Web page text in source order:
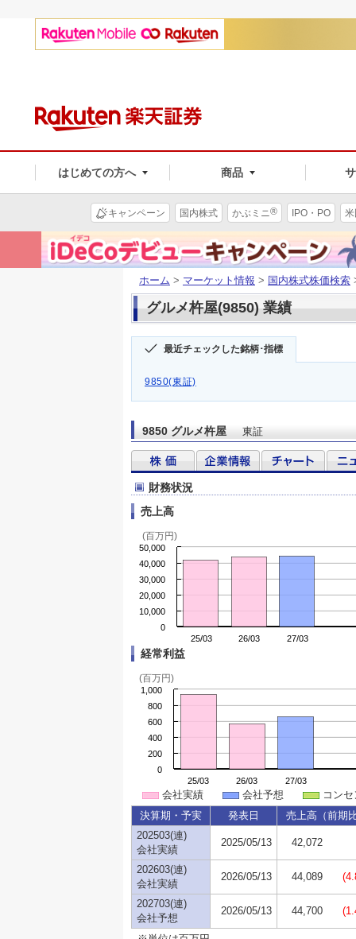
はじめての方へ 商品
キャンペーン 国内株式 かぶミニ® IPO・PO
ホーム > マーケット情報 > 国内株式株価検索
グルメ杵屋(9850) 業績
最近チェックした銘柄･指標
9850(東証)
9850 グルメ杵屋 東証